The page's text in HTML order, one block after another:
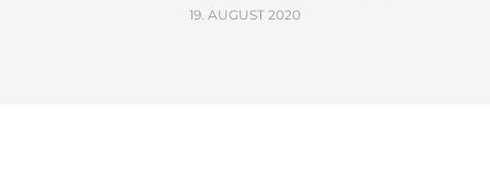
19. AUGUST 2020